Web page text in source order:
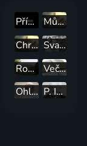
Přístav
Můj chrám
Chrámy naděje
Svatá Terezie z Lisieux: Plamen lásky
Rok na Svatém Hostýně
Večeře u Slováka
Ohlédnutí za návštěvou papeže Františka v Mongolsku
P. Ignác Stuchlý